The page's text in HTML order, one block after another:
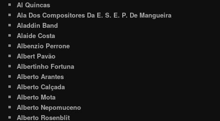
Al Quincas
Ala Dos Compositores Da E. S. E. P. De Mangueira
Aladdin Band
Alaide Costa
Albenzio Perrone
Albert Pavão
Albertinho Fortuna
Alberto Arantes
Alberto Calçada
Alberto Mota
Alberto Nepomuceno
Alberto Rosenblit